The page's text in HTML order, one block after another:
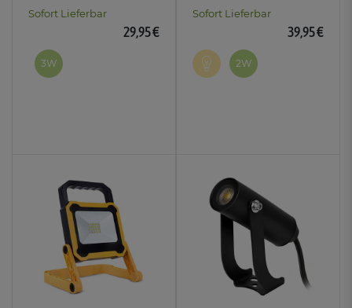
Sofort Lieferbar
29,95 €
3W
Sofort Lieferbar
39,95 €
2W